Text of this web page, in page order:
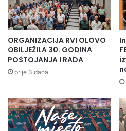
skladu sa naredbama izdatim od
službenika, kao i uputama
agencija i drugih službenih lica.
Uprava policije Ministarstva
dobojskog kantona takođe
raspolažu bilo kakvim
informacijama, kao i
djelima, prekršajima i drugim
tome odmah informišu
ORGANIZACIJA RVI OLOVO
OBILJEŽILA 30. GODINA
POSTOJANJA I RADA
prije 3 dana